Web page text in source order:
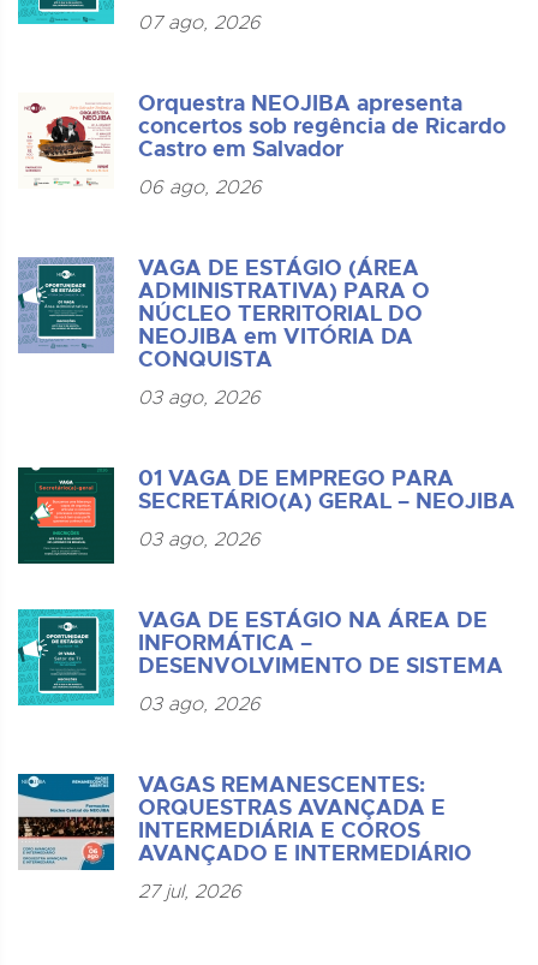
07 ago, 2026
Orquestra NEOJIBA apresenta
concertos sob regência de Ricardo
Castro em Salvador
06 ago, 2026
VAGA DE ESTÁGIO (ÁREA
ADMINISTRATIVA) PARA O
NÚCLEO TERRITORIAL DO
NEOJIBA em VITÓRIA DA
CONQUISTA
03 ago, 2026
01 VAGA DE EMPREGO PARA
SECRETÁRIO(A) GERAL – NEOJIBA
03 ago, 2026
VAGA DE ESTÁGIO NA ÁREA DE
INFORMÁTICA –
DESENVOLVIMENTO DE SISTEMA
03 ago, 2026
VAGAS REMANESCENTES:
ORQUESTRAS AVANÇADA E
INTERMEDIÁRIA E COROS
AVANÇADO E INTERMEDIÁRIO
27 jul, 2026